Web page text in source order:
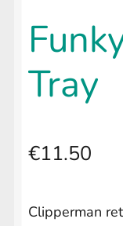
Tray
€11.50
Clipperman